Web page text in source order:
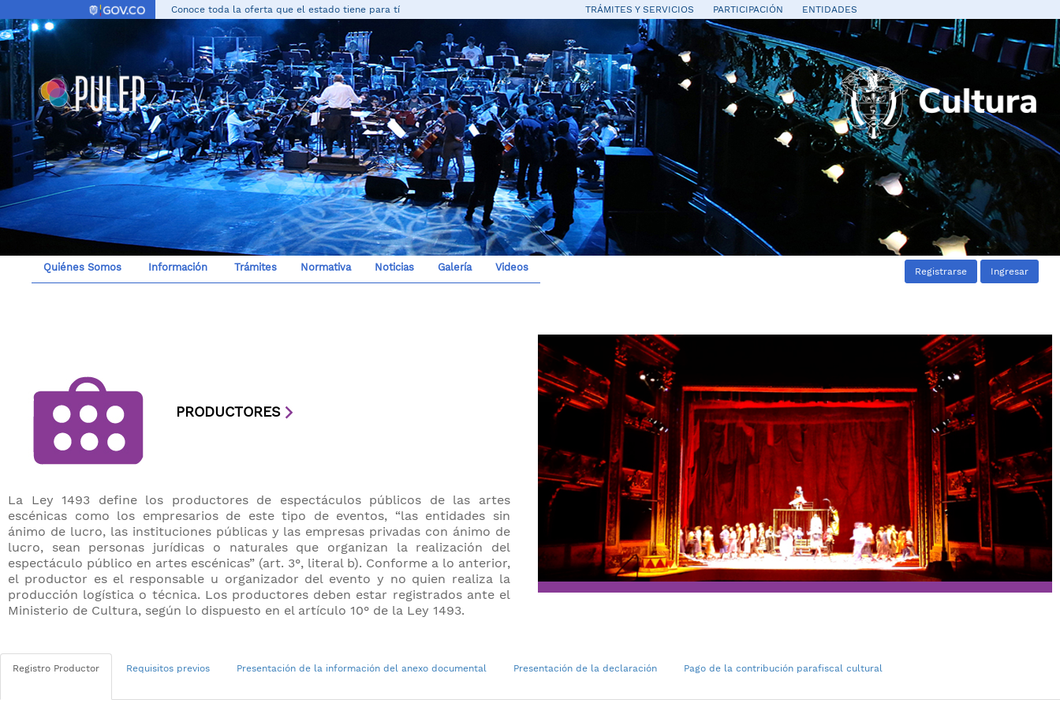
Conoce toda la oferta que el estado tiene para tí TRÁMITES Y SERVICIOS PARTICIPACIÓN ENTIDADES
Quiénes Somos Información Trámites Normativa Noticias Galería Videos Registrarse Ingresar
PRODUCTORES
La Ley 1493 define los productores de espectáculos públicos de las artes
escénicas como los empresarios de este tipo de eventos, “las entidades sin
ánimo de lucro, las instituciones públicas y las empresas privadas con ánimo de
lucro, sean personas jurídicas o naturales que organizan la realización del
espectáculo público en artes escénicas” (art. 3°, literal b). Conforme a lo anterior,
el productor es el responsable u organizador del evento y no quien realiza la
producción logística o técnica. Los productores deben estar registrados ante el
Ministerio de Cultura, según lo dispuesto en el artículo 10° de la Ley 1493.​
​​
​​Registro Productor ​Requisitos previos ​Presentación de la información del anexo documental ​Presentación de la declaración ​Pago de la contribución parafiscal cultural​​